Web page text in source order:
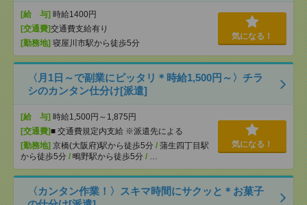
[給 与] 時給1400円
[交通費]交通費支給有り
[勤務地] 寝屋川市駅から徒歩5分
気になる！
〈月1日～で副業にピッタリ＊時給1,500円～〉チラ
シのカンタン仕分け[派遣]
[給 与] 時給1,500円～1,875円
[交通費]■ 交通費規定内支給 ※派遣先による
[勤務地] 京橋(大阪府)駅から徒歩5分 / 蒲生四丁目駅
から徒歩5分 / 鴫野駅から徒歩5分 / …
気になる！
〈カンタン作業！〉スキマ時間にサクッと＊お菓子